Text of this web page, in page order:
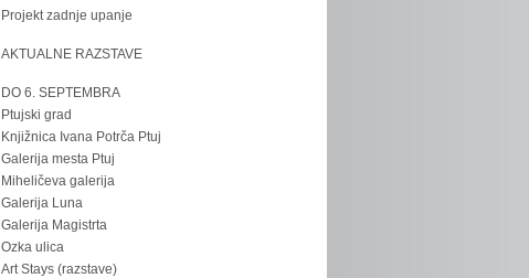
Projekt zadnje upanje
AKTUALNE RAZSTAVE
DO 6. SEPTEMBRA
Ptujski grad
Knjižnica Ivana Potrča Ptuj
Galerija mesta Ptuj
Miheličeva galerija
Galerija Luna
Galerija Magistrta
Ozka ulica
Art Stays (razstave)